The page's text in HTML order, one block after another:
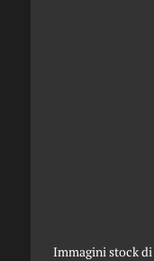
Immagini stock di